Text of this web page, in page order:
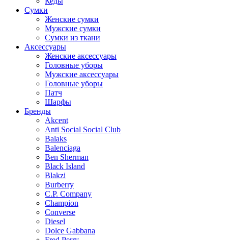
Сумки
Женские сумки
Мужские сумки
Сумки из ткани
Аксессуары
Женские аксессуары
Головные уборы
Мужские аксессуары
Головные уборы
Патч
Шарфы
Бренды
Akcent
Anti Social Social Club
Balaks
Balenciaga
Ben Sherman
Black Island
Blakzi
Burberry
C.P. Company
Champion
Converse
Diesel
Dolce Gabbana